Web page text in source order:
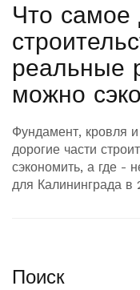
Что самое
реальные
можно
Фундамент, кровля
дорогие части
сэкономить, а где -
для Калининграда в
Поиск